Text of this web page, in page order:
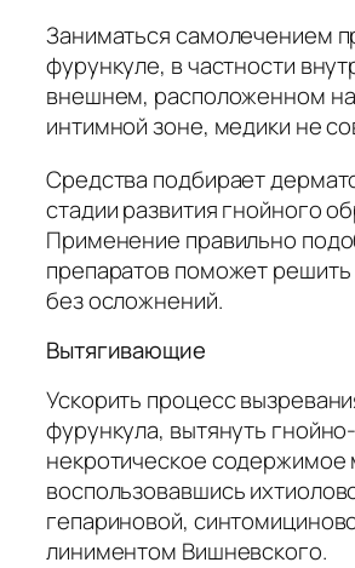
Заниматься самолечением
фурункуле, в частности
внешнем, расположенном на
интимной зоне, медики не
Средства подбирает
стадии развития гнойного
Применение правильно
препаратов поможет
без осложнений.
Вытягивающие
Ускорить процесс
фурункула, вытянуть гнойно-
некротическое
воспользовавшись
гепариновой,
линиментом Вишневского.